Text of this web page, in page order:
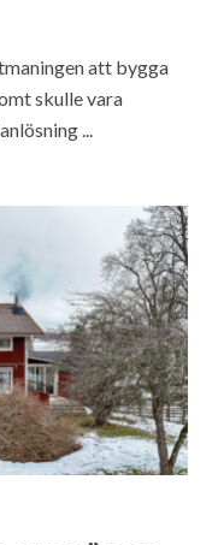
att bygga
skulle vara
...